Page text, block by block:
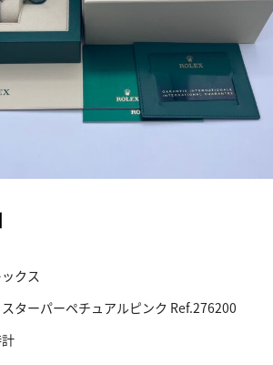
クス
ターパーペチュアルピンク Ref.276200